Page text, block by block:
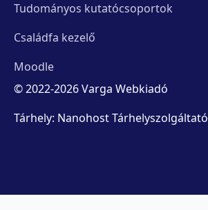
Tudományos kutatócsoportok
Családfa kezelő
Moodle
© 2022-2026 Varga Webkiadó
Tárhely: Nanohost Tárhelyszolgáltató